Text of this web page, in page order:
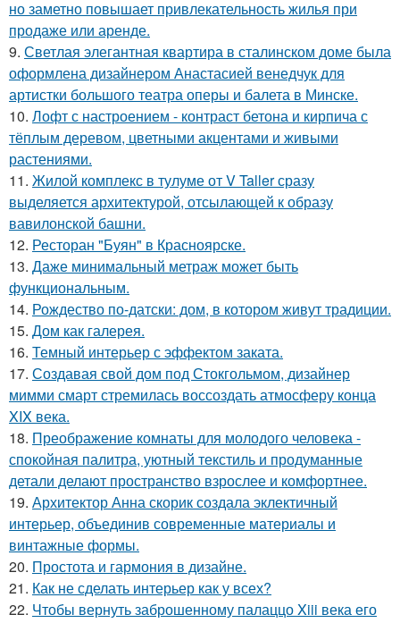
но заметно повышает привлекательность жилья при
продаже или аренде.
9. Светлая элегантная квартира в сталинском доме была
оформлена дизайнером Анастасией венедчук для
артистки большого театра оперы и балета в Минске.
10. Лофт с настроением - контраст бетона и кирпича с
тёплым деревом, цветными акцентами и живыми
растениями.
11. Жилой комплекс в тулуме от V Taller сразу
выделяется архитектурой, отсылающей к образу
вавилонской башни.
12. Ресторан "Буян" в Красноярске.
13. Даже минимальный метраж может быть
функциональным.
14. Рождество по-датски: дом, в котором живут традиции.
15. Дом как галерея.
16. Темный интерьер с эффектом заката.
17. Создавая свой дом под Стокгольмом, дизайнер
мимми смарт стремилась воссоздать атмосферу конца
XIX века.
18. Преображение комнаты для молодого человека -
спокойная палитра, уютный текстиль и продуманные
детали делают пространство взрослее и комфортнее.
19. Архитектор Анна скорик создала эклектичный
интерьер, объединив современные материалы и
винтажные формы.
20. Простота и гармония в дизайне.
21. Как не сделать интерьер как у всех?
22. Чтобы вернуть заброшенному палаццо Xiii века его